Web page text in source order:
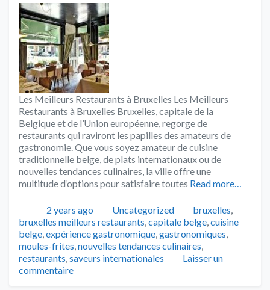
Les Meilleurs Restaurants à Bruxelles Les Meilleurs
Restaurants à Bruxelles Bruxelles, capitale de la
Belgique et de l’Union européenne, regorge de
restaurants qui raviront les papilles des amateurs de
gastronomie. Que vous soyez amateur de cuisine
traditionnelle belge, de plats internationaux ou de
nouvelles tendances culinaires, la ville offre une
multitude d’options pour satisfaire toutes Read more…
Publié2 years ago Catégories
Uncategorized Tags
bruxelles,
bruxelles meilleurs restaurants,capitale belge,cuisine
belge,expérience gastronomique,gastronomiques,
moules-frites,nouvelles tendances culinaires,
restaurants,saveurs internationales
Laisser un
commentaire